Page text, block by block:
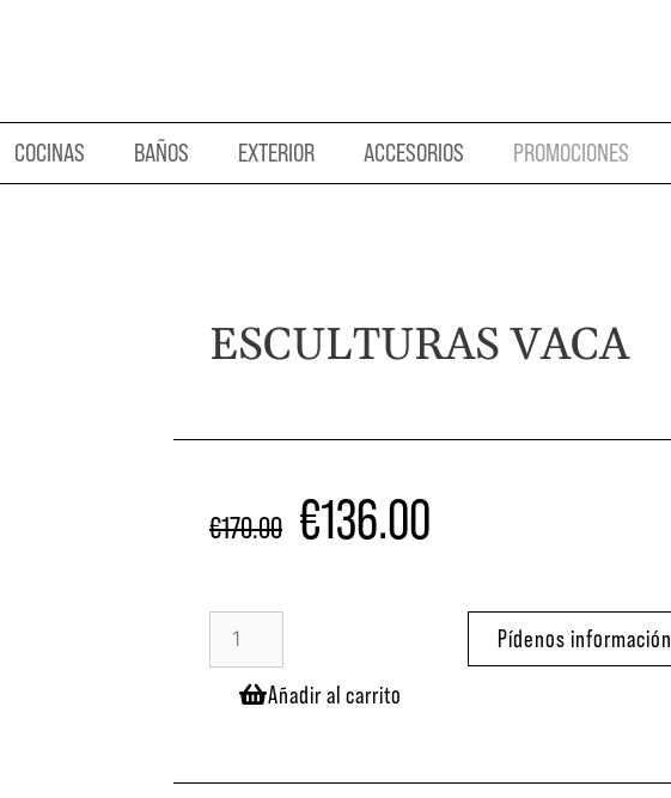
COCINAS BAÑOS EXTERIOR ACCESORIOS PROMOCIONES
ESCULTURAS VACA
€170.00 €136.00
Añadir al carrito
Pídenos información